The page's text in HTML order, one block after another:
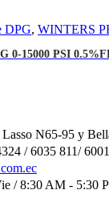
DPG, WINTERS
0-15000 PSI
N65-95 y
/ 6035 811/
/ 8:30 AM - 5:30